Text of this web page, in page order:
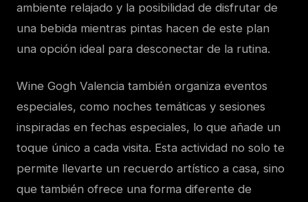
ambiente relajado y la posibilidad de disfrutar de
una bebida mientras pintas hacen de este plan
una opción ideal para desconectar de la rutina.
Wine Gogh Valencia también organiza eventos
especiales, como noches temáticas y sesiones
inspiradas en fechas especiales, lo que añade un
toque único a cada visita. Esta actividad no solo te
permite llevarte un recuerdo artístico a casa, sino
que también ofrece una forma diferente de